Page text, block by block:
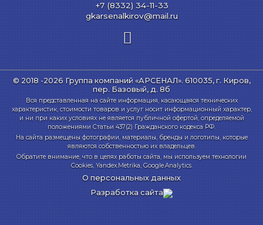
+7 (8332) 34-11-33
gkarsenalkirov@mail.ru
© 2018 -2026 Группа компаний «АРСЕНАЛ». 610035, г. Киров,
пер. Базовый, д. 8б
Вся представленная на сайте информация, касающаяся технических
характеристик, стоимости товаров и услуг носит информационный характер,
и ни при каких условиях не является публичной офертой, определяемой
положениями Статьи 437(2) Гражданского кодекса РФ.
На сайта размещены фотографии, материалы, бренды и логотипы, которые
являются собственностью их владельцев.
Обратите внимание, что в целях работы сайта, мы используем технологии
Cookies, Yandex.Metrika, Google.Analytics.
О персональных данных
Разработка сайта